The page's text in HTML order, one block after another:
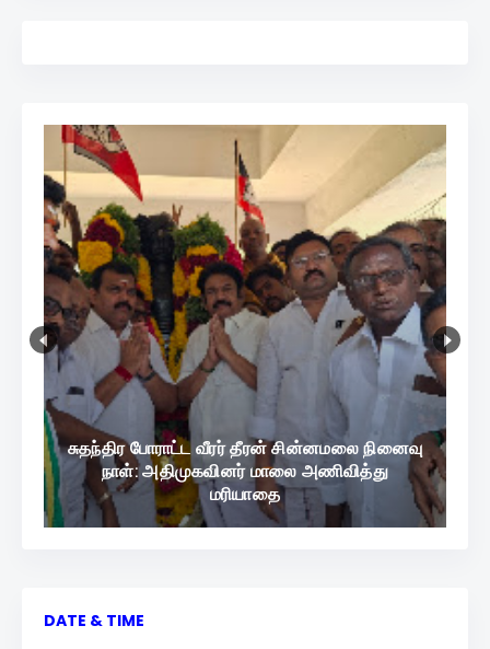
சுதந்திர போராட்ட வீரர் தீரன் சின்னமலை நினைவு
நாள்: அதிமுகவினர் மாலை அணிவித்து
மரியாதை
DATE & TIME